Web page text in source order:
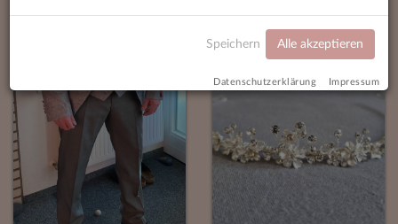
Speichern Alle akzeptieren
Datenschutzerklärung Impressum